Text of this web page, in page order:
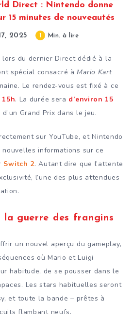
Direct : Nintendo donne
15 minutes de nouveautés
2025 1 Min. à lire
lors du dernier Direct dédié à la
spécial consacré àMario Kart
Le rendez-vous est fixé à ce
15h. La durée sera d’environ 15
Grand Prix dans le jeu.
sur YouTube, et Nintendo
informations sur ce
Switch 2. Autant dire que l’attente
l’une des plus attendues
la guerre des frangins
un nouvel aperçu du gameplay,
où Mario et Luigi
habitude, de se pousser dans le
Les stars habituelles seront
et toute la bande – prêtes à
flambant neufs.